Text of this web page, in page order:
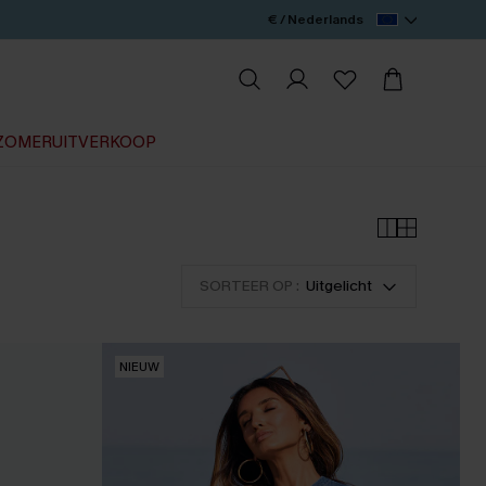
€ / Nederlands
SORTEER OP : Uitgelicht
NIEUW